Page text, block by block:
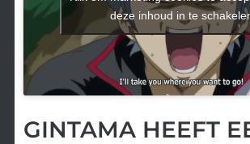
deze inhoud in te
GINTAMA HEEFT